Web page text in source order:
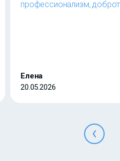
профессионализм,
Елена
20.05.2026